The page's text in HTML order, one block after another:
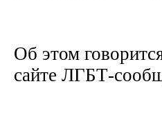
Об этом
сайте ЛГБТ-